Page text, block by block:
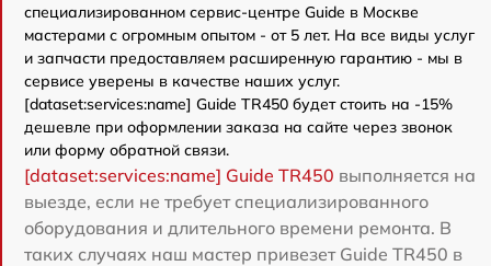
специализированном сервис-центре Guide в Москве
мастерами с огромным опытом - от 5 лет. На все виды услуг
и запчасти предоставляем расширенную гарантию - мы в
сервисе уверены в качестве наших услуг.
[dataset:services:name] Guide TR450 будет стоить на -15%
дешевле при оформлении заказа на сайте через звонок
или форму обратной связи.
[dataset:services:name] Guide TR450 выполняется на
выезде, если не требует специализированного
оборудования и длительного времени ремонта. В
таких случаях наш мастер привезет Guide TR450 в